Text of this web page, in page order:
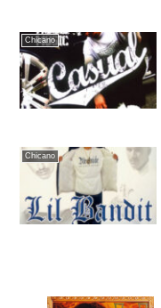
Chicano
Chicano